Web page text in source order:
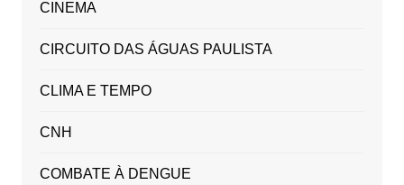
CINEMA
CIRCUITO DAS ÁGUAS PAULISTA
CLIMA E TEMPO
CNH
COMBATE À DENGUE